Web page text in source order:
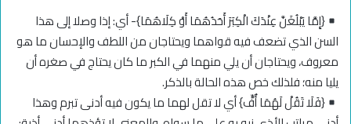
{إِمَّا يَبْلُغَنَّ عِنْدَكَ الْكِبَرَ أَحَدُهُمَا أَوْ كِلَاهُمَا}- أي: إذا وصلا إلى هذا
السن الذي تضعف فيه قواهما ويحتاجان من اللطف والإحسان ما هو
معروف، ويحتاجان أن يلي منهما في الكبر ما كان يحتاج في صغره أن
يليا منه؛ فلذلك خص هذه الحالة بالذكر.
{فَلَا تَقُلْ لَهُمَا أُفٍّ} أي لا تقل لهما ما يكون فيه أدنى تبرم وهذا